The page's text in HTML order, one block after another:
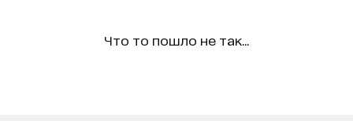
Что то пошло не так...